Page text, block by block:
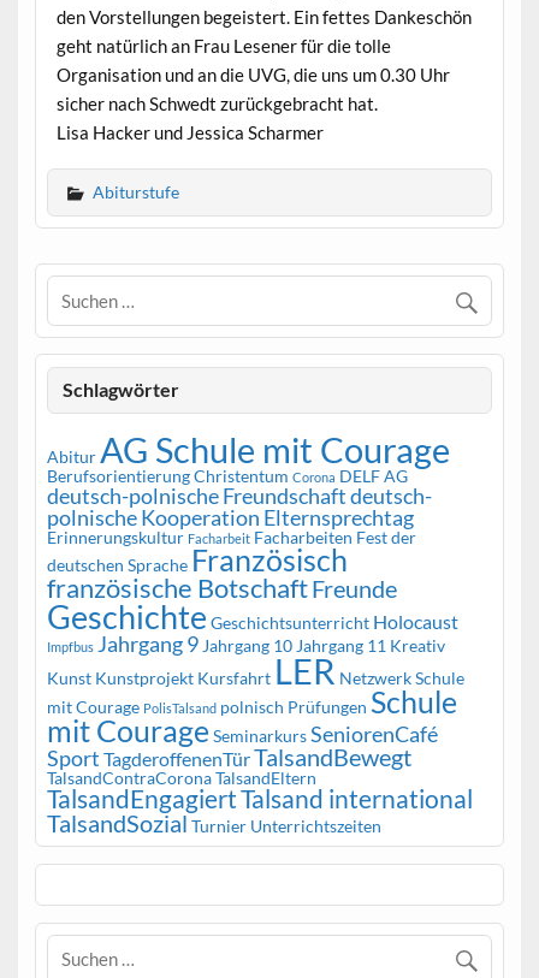
den Vorstellungen begeistert. Ein fettes Dankeschön
geht natürlich an Frau Lesener für die tolle
Organisation und an die UVG, die uns um 0.30 Uhr
sicher nach Schwedt zurückgebracht hat.
Lisa Hacker und Jessica Scharmer
Abiturstufe
Schlagwörter
Abitur AG Schule mit Courage
BerufsorientierungChristentum Corona DELF AG
deutsch-polnische Freundschaftdeutsch-
polnische Kooperation Elternsprechtag
Erinnerungskultur Facharbeit Facharbeiten Fest der
deutschen Sprache Französisch
französische BotschaftFreunde
Geschichte Geschichtsunterricht Holocaust
Impfbus Jahrgang 9 Jahrgang 10 Jahrgang 11 Kreativ
Kunst Kunstprojekt Kursfahrt LER Netzwerk Schule
mit Courage PolisTalsand polnisch Prüfungen Schule
mit Courage SeminarkursSeniorenCafé
Sport TagderoffenenTürTalsandBewegt
TalsandContraCoronaTalsandEltern
TalsandEngagiertTalsand international
TalsandSozial Turnier Unterrichtszeiten